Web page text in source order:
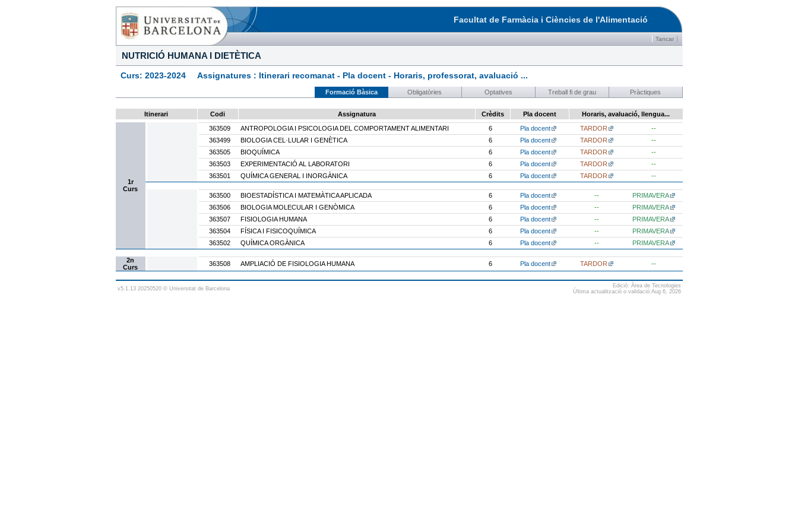
Facultat de Farmàcia i Ciències de l'Alimentació
Tancar
NUTRICIÓ HUMANA I DIETÈTICA
Curs: 2023-2024 Assignatures : Itinerari recomanat - Pla docent - Horaris, professorat, avaluació ...
Formació Bàsica Obligatòries Optatives Treball fi de grau Pràctiques
Itinerari Codi Assignatura Crèdits Pla docent Horaris, avaluació, llengua...
1r
Curs
363509 ANTROPOLOGIA I PSICOLOGIA DEL COMPORTAMENT ALIMENTARI 6 Pla docent TARDOR
--
363499
BIOLOGIA CEL·LULAR I GENÈTICA 6 Pla docent TARDOR
--
363505
BIOQUÍMICA 6 Pla docent TARDOR
--
363503
EXPERIMENTACIÓ AL LABORATORI 6 Pla docent TARDOR
--
363501
QUÍMICA GENERAL I INORGÀNICA 6 Pla docent TARDOR --
363500 BIOESTADÍSTICA I MATEMÀTICA APLICADA 6 Pla docent --
PRIMAVERA
363506
BIOLOGIA MOLECULAR I GENÒMICA 6 Pla docent --
PRIMAVERA
363507
FISIOLOGIA HUMANA 6 Pla docent --
PRIMAVERA
363504
FÍSICA I FISICOQUÍMICA 6 Pla docent --
PRIMAVERA
363502
QUÍMICA ORGÀNICA 6 Pla docent -- PRIMAVERA
2n
Curs
363508 AMPLIACIÓ DE FISIOLOGIA HUMANA 6 Pla docent TARDOR --
v5.1.13 20250520 © Universitat de Barcelona
Edició: Àrea de Tecnologies
Última actualització o validació:Aug 6, 2026